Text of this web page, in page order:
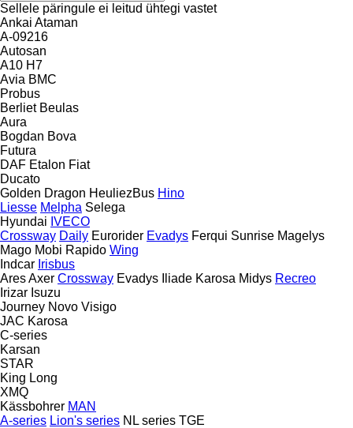
Sellele päringule ei leitud ühtegi vastet
Ankai Ataman
A-09216
Autosan
A10 H7
Avia BMC
Probus
Berliet Beulas
Aura
Bogdan Bova
Futura
DAF Etalon Fiat
Ducato
Golden Dragon HeuliezBus Hino
Liesse Melpha Selega
Hyundai IVECO
Crossway Daily Eurorider Evadys Ferqui Sunrise Magelys
Mago Mobi Rapido Wing
Indcar Irisbus
AresAxer Crossway Evadys Iliade Karosa Midys Recreo
Irizar Isuzu
Journey Novo Visigo
JAC Karosa
C-series
Karsan
STAR
King Long
XMQ
Kässbohrer MAN
A-series Lion's series NL series TGE